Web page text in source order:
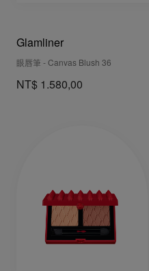
Glamliner
眼唇筆 - Canvas Blush 36
NT$ 1.580,00